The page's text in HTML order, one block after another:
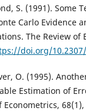
S. (1991). Some
Carlo Evidence
The Review of
doi.org/
O. (1995).
Estimation of
Econometrics, 68(1),